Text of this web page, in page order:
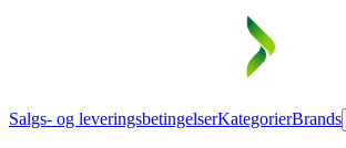
Salgs- og leveringsbetingelserKategorierBrands